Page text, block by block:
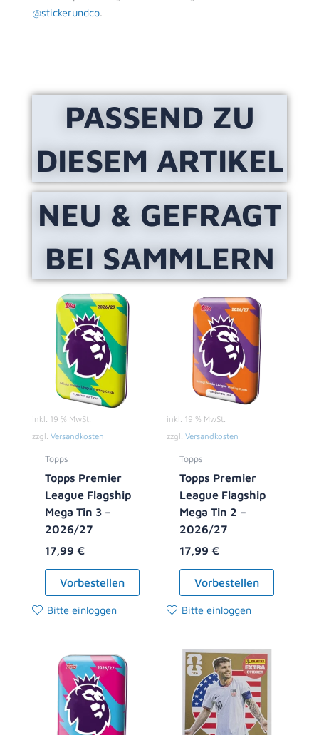
@stickerundco.
PASSEND ZU
DIESEM ARTIKEL
NEU & GEFRAGT
BEI SAMMLERN
inkl. 19 % MwSt.
zzgl. Versandkosten
Topps
Topps Premier
League Flagship
Mega Tin 3 –
2026/27
17,99 €
Vorbestellen
Bitte einloggen
inkl. 19 % MwSt.
zzgl. Versandkosten
Topps
Topps Premier
League Flagship
Mega Tin 2 –
2026/27
17,99 €
Vorbestellen
Bitte einloggen